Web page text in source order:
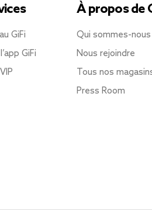
GiFi
GiFi
À propos de
Qui sommes-nous
Nous rejoindre
Tous nos
Press Room